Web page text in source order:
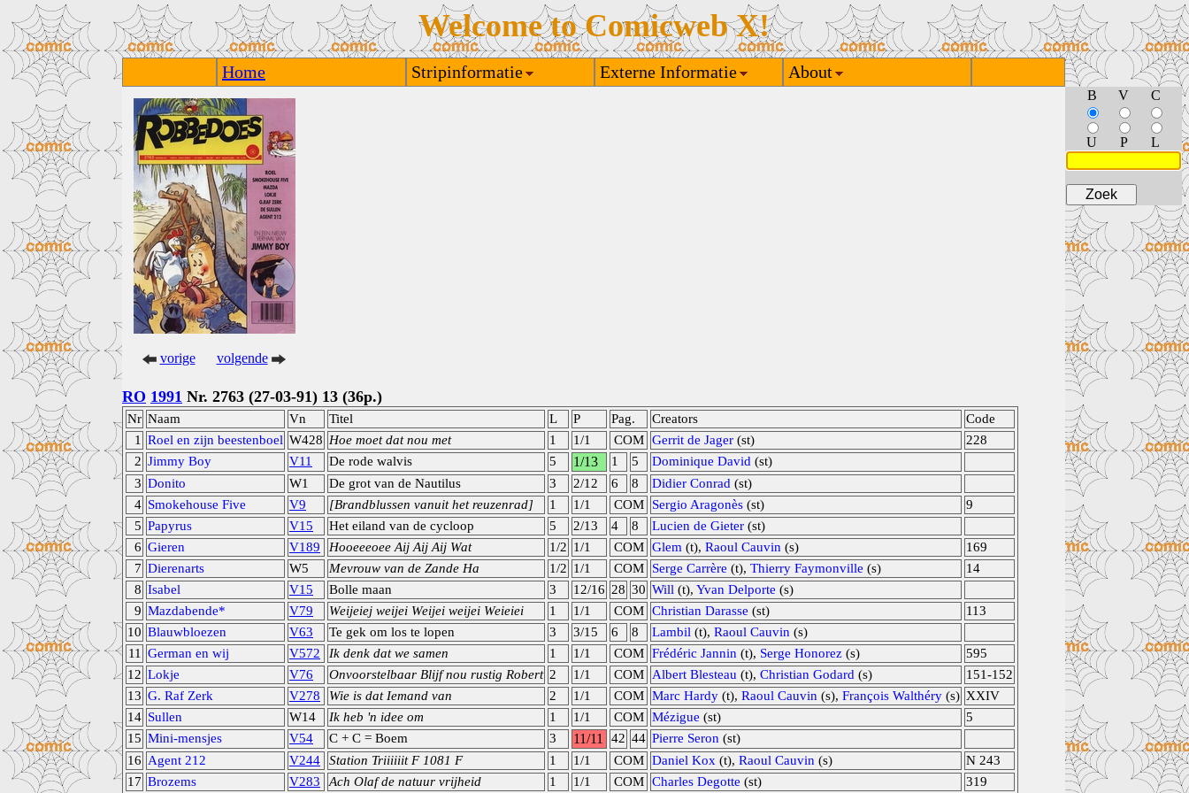
Welcome to Comicweb X!
Home Stripinformatie Externe Informatie About
vorige volgende
RO 1991 Nr. 2763 (27-03-91) 13 (36p.)
Nr Naam Vn Titel L P Pag. Creators
Code
1
Roel en zijn beestenboel W428 Hoe moet dat nou met 1 1/1 COM Gerrit de Jager (st)
228
2 Jimmy Boy V11 De rode walvis 5 1/13 1 5 Dominique David (st)
3 Donito W1 De grot van de Nautilus 3 2/12 6 8 Didier Conrad (st)
4 Smokehouse Five V9 [Brandblussen vanuit het reuzenrad] 1 1/1 COM Sergio Aragonès (st)
9
5 Papyrus V15 Het eiland van de cycloop 5 2/13 4 8 Lucien de Gieter (st)
6 Gieren V189 Hooeeeoee Aij Aij Aij Wat 1/2 1/1 COM Glem (t), Raoul Cauvin (s)
169
7 Dierenarts W5 Mevrouw van de Zande Ha 1/2 1/1 COM Serge Carrère (t), Thierry Faymonville (s)
14
8 Isabel V15 Bolle maan 3 12/16 28 30 Will (t), Yvan Delporte (s)
9 Mazdabende* V79 Weijeiej weijei Weijei weijei Weieiei 1 1/1 COM Christian Darasse (st)
113
10 Blauwbloezen V63 Te gek om los te lopen 3 3/15 6 8 Lambil (t), Raoul Cauvin (s)
11
German en wij V572 Ik denk dat we samen 1 1/1 COM Frédéric Jannin (t), Serge Honorez (s)
595
12 Lokje V76 Onvoorstelbaar Blijf nou rustig Robert 2 1/1 COM Albert Blesteau (t), Christian Godard (s)
151-152
13 G. Raf Zerk V278 Wie is dat Iemand van 2 1/1 COM Marc Hardy (t), Raoul Cauvin (s), François Walthéry (s) XXIV
14 Sullen W14 Ik heb 'n idee om 1 1/1 COM Mézigue (st)
5
15 Mini-mensjes V54 C + C = Boem 3 11/11 42 44 Pierre Seron (st)
16 Agent 212 V244 Station Triiiiiit F 1081 F 1 1/1 COM Daniel Kox (t), Raoul Cauvin (s)
N 243
17 Brozems V283 Ach Olaf de natuur vrijheid 1 1/1 COM Charles Degotte (st) 319
B V C
U P L